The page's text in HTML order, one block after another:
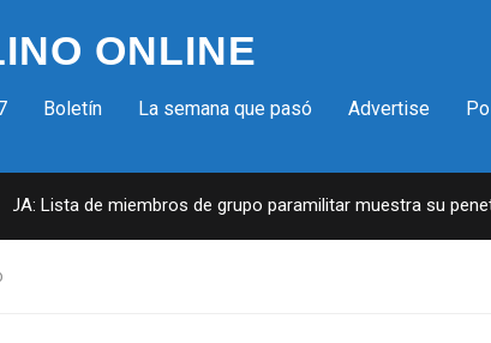
ONLINE
Boletín La semana que pasó Advertise
Lista de miembros de grupo paramilitar muestra su